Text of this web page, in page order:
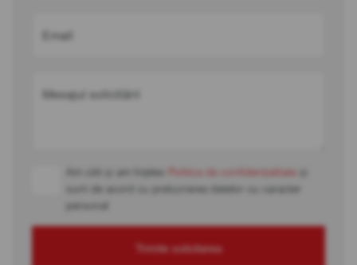
Email
Mesajul solicitării
Am citit și am înțeles Politica de confidențialitate
sunt de acord cu prelucrarea datelor cu caracter
personal
Trimite solicitarea